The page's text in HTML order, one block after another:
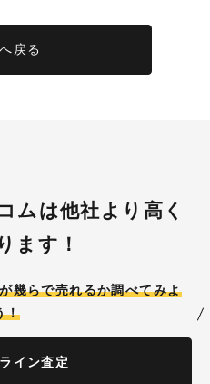
戻る
ムは他社より高く
ます！
幾らで売れるか調べてみよ
！
イン査定